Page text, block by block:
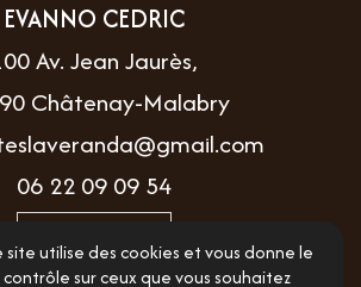
EVANNO CEDRIC
Av. Jean Jaurès,
Châtenay-Malabry
06 22 09 09 54
Itinéraire
site utilise des cookies et vous donne le
contrôle sur ceux que vous souhaitez